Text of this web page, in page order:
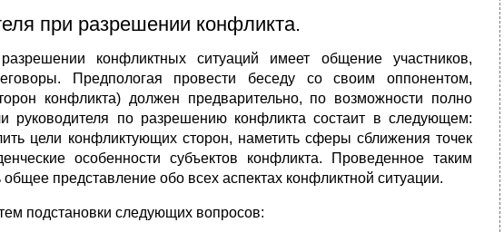
при разрешении конфликта.
конфликтных ситуаций имеет общение участников,
Предпологая провести беседу со своим оппонентом,
конфликта) должен предварительно, по возможности полно
руководителя по разрешению конфликта состаит в следующем:
цели конфликтующих сторон, наметить сферы сближения точек
особенности субъектов конфликта. Проведенное таким
представление обо всех аспектах конфликтной ситуации.
подстановки следующих вопросов: